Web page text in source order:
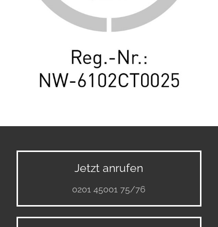
Jetzt anrufen
0201 45001 75/76